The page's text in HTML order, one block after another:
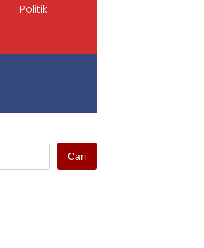
Politik
Cari